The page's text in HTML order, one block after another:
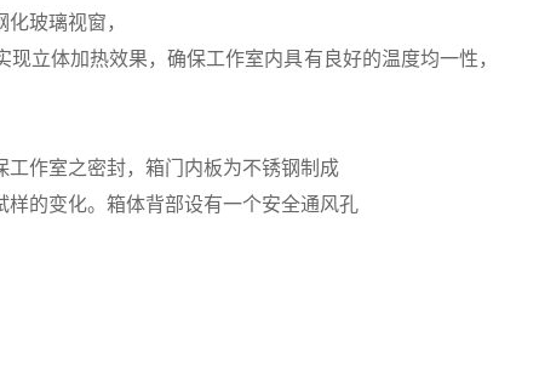
玻璃视窗，
立体加热效果，确保工作室内具有良好的温度均一性，
作室之密封，箱门内板为不锈钢制成
的变化。箱体背部设有一个安全通风孔